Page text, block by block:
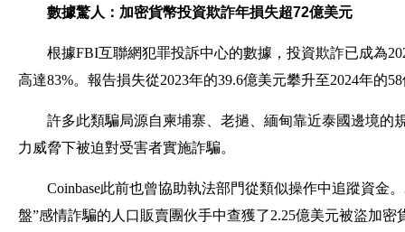
數據驚人：加密貨幣投資欺詐年損失超72億美元
根據FBI互聯網犯罪投訴中心的數據，投資欺詐已成為
高達83%。報告損失從2023年的39.6億美元攀升至2024年的
許多此類騙局源自柬埔寨、老撾、緬甸靠近泰國邊境的
力威脅下被迫對受害者實施詐騙。
Coinbase此前也曾協助執法部門從類似操作中追蹤資金
盤”感情詐騙的人口販賣團伙手中查獲了2.25億美元被盜加密